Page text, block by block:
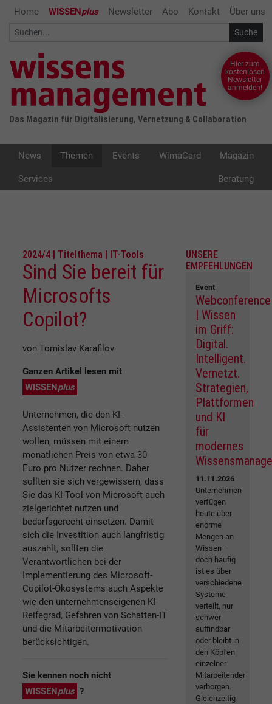
Home WISSENplus Newsletter Abo Kontakt Über uns
Das Magazin für Digitalisierung, Vernetzung & Collaboration
Hier zum
kostenlosen
Newsletter
anmelden!
News Themen Events WimaCard Magazin
Services Beratung
2024/4 | Titelthema | IT-Tools
Sind Sie bereit für
Microsofts
Copilot?
von Tomislav Karafilov
Ganzen Artikel lesen mit
WISSENplus
Unternehmen, die den KI-
Assistenten von Microsoft nutzen
wollen, müssen mit einem
monatlichen Preis von etwa 30
Euro pro Nutzer rechnen. Daher
sollten sie sich vergewissern, dass
Sie das KI-Tool von Microsoft auch
zielgerichtet nutzen und
bedarfsgerecht einsetzen. Damit
sich die Investition auch langfristig
auszahlt, sollten die
Verantwortlichen bei der
Implementierung des Microsoft-
Copilot-Ökosystems auch Aspekte
wie den unternehmenseigenen KI-
Reifegrad, Gefahren von Schatten-IT
und die Mitarbeitermotivation
berücksichtigen.
Sie kennen noch nicht
WISSENplus ?
UNSERE
EMPFEHLUNGEN
Event
Webconference
| Wissen
im Griff:
Digital.
Intelligent.
Vernetzt.
Strategien,
Plattformen
und KI
für
modernes
11.11.2026
Unternehmen
verfügen
heute über
enorme
Mengen an
Wissen –
doch häufig
ist es über
verschiedene
Systeme
verteilt, nur
schwer
auffindbar
oder bleibt in
den Köpfen
einzelner
Mitarbeitender
verborgen.
Gleichzeitig